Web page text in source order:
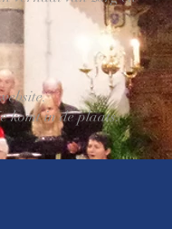
komt in de plaats.